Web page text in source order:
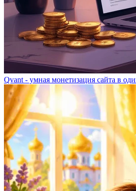
Qvant - умная монетизация сайта в